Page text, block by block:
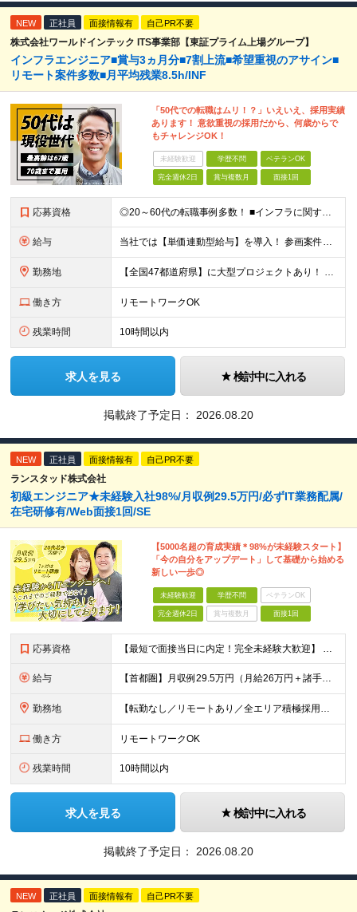
NEW 正社員 面接情報有 自己PR不要
株式会社ワールドインテック ITS事業部【東証プライム上場グループ】
インフラエンジニア■賞与3ヵ月分■7割上流■希望重視のアサイン■
リモート案件多数■月平均残業8.5h/INF
「50代での転職はムリ！？」いえいえ、採用実績
あります！ 意欲重視の採用だから、何歳からで
もチャレンジOK！
未経験歓迎 学歴不問 ベテランOK
完全週休2日 賞与複数月 面接1回
応募資格 ◎20～60代の転職事例多数！ ■インフラに関する何らかのご経験 ■学歴不問/転職回数は一切不問！
給与 当社では【単価連動型給与】を導入！ 参画案件の契約単価に連動して給与が決定。 還元率は単価の【70％～80％】と東証プライム上場グループとして高水準です！（社会保険料・教育コスト含む） ■関東：月給
勤務地 【全国47都道府県】に大型プロジェクトあり！ 主要勤務地： 北海道/宮城県/栃木県/埼玉県/千葉県/東京都/神奈川県/愛知県/大阪府/京都府/兵庫県/広島県/福岡県/熊本県 ※勤務エリアは、あなたの
働き方 リモートワークOK
残業時間 10時間以内
求人を見る 検討中に入れる
掲載終了予定日： 2026.08.20
NEW 正社員 面接情報有 自己PR不要
ランスタッド株式会社
初級エンジニア★未経験入社98%/月収例29.5万円/必ずIT業務配属/
在宅研修有/Web面接1回/SE
【5000名超の育成実績＊98%が未経験スタート】
「今の自分をアップデート」して基礎から始める
新しい一歩◎
未経験歓迎 学歴不問 ベテランOK
完全週休2日 賞与複数月 面接1回
応募資格 【最短で面接当日に内定！完全未経験大歓迎】 ・業種／職種未経験歓迎 ・社会人デビュー、第二新卒、既卒者大歓迎 ・学歴不問（文系、理系不問） ・20代～30代、男女問わず活躍中 ・服装、髪色自由 ・明確
給与 【首都圏】月収例29.5万円（月給26万円＋諸手当） 【東海・関西】月収例28.5万円（月給25万円＋諸手当） 【九州】月収例26万円（月給23万円＋諸手当） ※経験・スキル・前職給与を踏まえ、総合
勤務地 【転勤なし／リモートあり／全エリア積極採用】 ・大手企業のプロジェクト中心 ・勤務エリアや配属先は希望を考慮 ・研修はリモートメインで実施 ・UIターン歓迎 ＜主なエリア＞ ■首都圏…東京・神奈川・
働き方 リモートワークOK
残業時間 10時間以内
求人を見る 検討中に入れる
掲載終了予定日： 2026.08.20
NEW 正社員 面接情報有 自己PR不要